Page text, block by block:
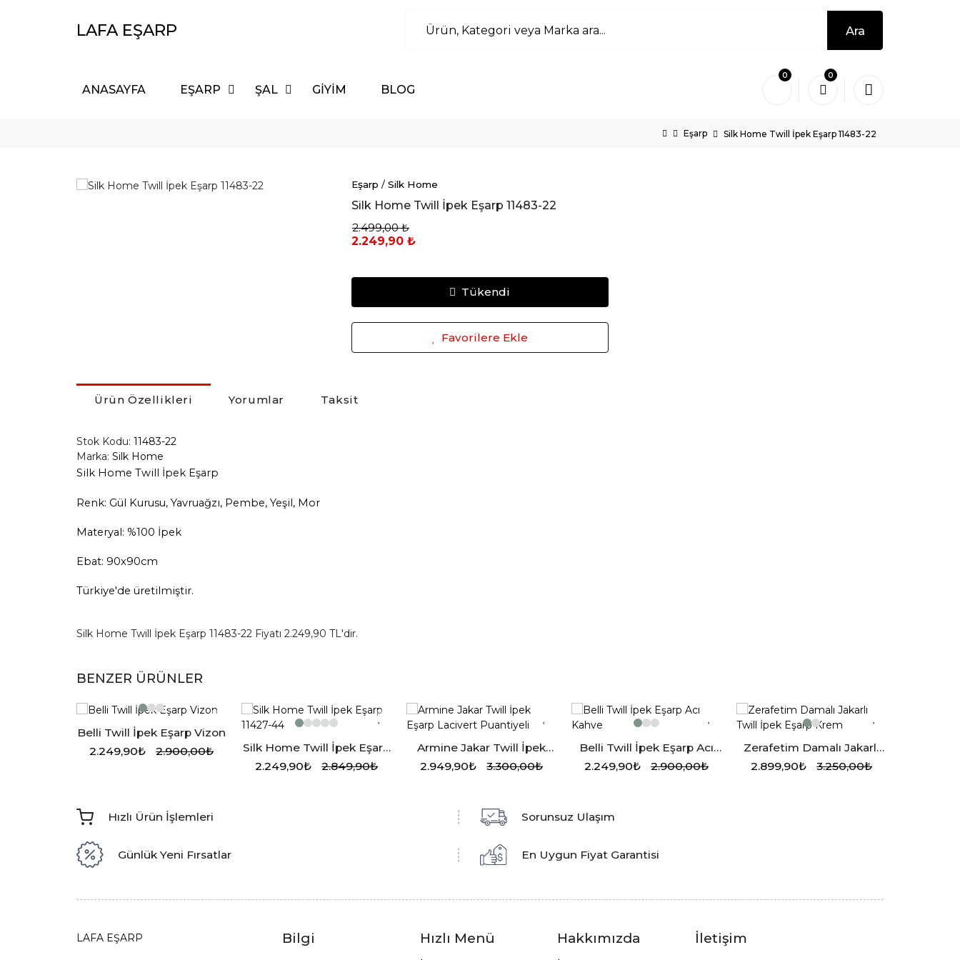
LAFA EŞARP Ara
ANASAYFA EŞARP ŞAL GİYİM BLOG
0 0
Eşarp Silk Home Twill İpek Eşarp 11483-22
Eşarp / Silk Home
Silk Home Twill İpek Eşarp 11483-22
2.499,00 ₺
2.249,90 ₺
Tükendi
Favorilere Ekle
Ürün Özellikleri Yorumlar Taksit
Stok Kodu: 11483-22
Marka: Silk Home
Silk Home Twill İpek Eşarp
Renk: Gül Kurusu, Yavruağzı, Pembe, Yeşil, Mor
Materyal: %100 İpek
Ebat: 90x90cm
Türkiye'de üretilmiştir.
Silk Home Twill İpek Eşarp 11483-22 Fiyatı 2.249,90 TL'dir.
BENZER ÜRÜNLER
Belli Twill İpek Eşarp Vizon
2.249,90₺
2.900,00₺
Silk Home Twill İpek Eşarp
11427-44
2.249,90₺ 2.849,90₺
Armine Jakar Twill İpek
Eşarp Lacivert Puantiyeli
2.949,90₺ 3.300,00₺
Belli Twill İpek Eşarp Acı
Kahve
2.249,90₺ 2.900,00₺
Zerafetim Damalı Jakarlı
Twill İpek Eşarp Krem
2.899,90₺ 3.250,00₺
Hızlı Ürün İşlemleri Sorunsuz Ulaşım
Günlük Yeni Fırsatlar En Uygun Fiyat Garantisi
LAFA EŞARP Bilgi Hızlı Menü Hakkımızda İletişim